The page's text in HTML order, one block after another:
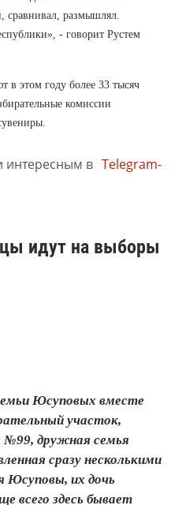
сравнивал, размышлял.
- говорит Рустем
в этом году более 33 тысяч
комиссии
интересным в Telegram-
идут на выборы
Юсуповых вместе
участок,
№99, дружная семья
сразу несколькими
Юсуповы, их дочь
всего здесь бывает